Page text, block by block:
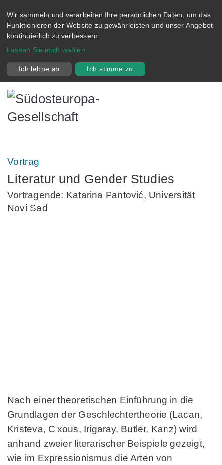
Wir sammeln und verarbeiten Ihre persönlichen Daten, um das
Funktionieren der Website zu gewährleisten und unser Angebot
kontinuierlich zu verbessern.
Lassen Sie mich wählen
Ich lehne ab Ich stimme zu
Vortrag
Literatur und Gender Studies
Vortragende: Katarina Pantović, Universität
Novi Sad
Nach einer theoretischen Einführung in die
Grundlagen der Geschlechtertheorie (Lacan,
Kristeva, Cixous, Irigaray, Butler, Kanz) wird
anhand zweier literarischer Beispiele gezeigt,
wie im Expressionismus die Arten von